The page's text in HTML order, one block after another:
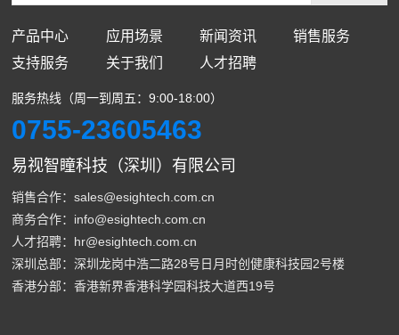
产品中心 应用场景 新闻资讯
销售服务
支持服务
关于我们 人才招聘
服务热线（周一到周五：9:00-18:00）
0755-23605463
易视智瞳科技（深圳）有限公司
销售合作：sales@esightech.com.cn
商务合作：info@esightech.com.cn
人才招聘：hr@esightech.com.cn
深圳总部：深圳龙岗中浩二路28号日月时创健康科技园2号楼
香港分部：香港新界香港科学园科技大道西19号